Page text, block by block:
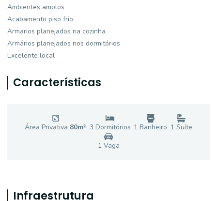
Ambientes amplos
Acabamento piso frio
Armarios planejados na cozinha
Armários planejados nos dormitórios
Excelente local
Características
Área Privativa 80m² 3 Dormitórios 1 Banheiro 1 Suíte
1 Vaga
Infraestrutura